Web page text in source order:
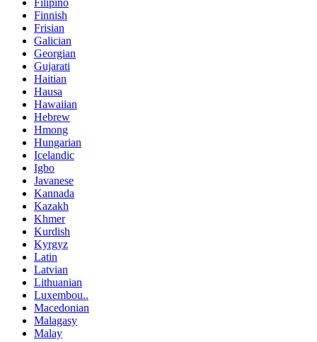
Finnish
Frisian
Galician
Georgian
Gujarati
Haitian
Hausa
Hawaiian
Hebrew
Hmong
Hungarian
Icelandic
Igbo
Javanese
Kannada
Kazakh
Khmer
Kurdish
Kyrgyz
Latin
Latvian
Lithuanian
Luxembou..
Macedonian
Malagasy
Malay